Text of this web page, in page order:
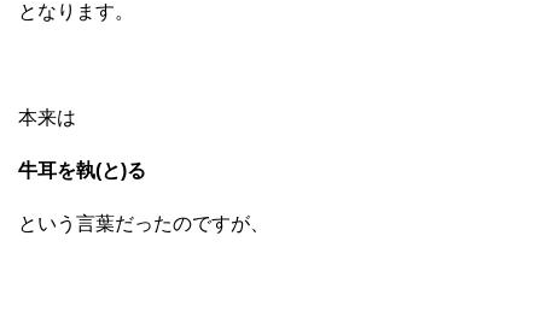
となります。
本来は
牛耳を執(と)る
という言葉だったのですが、